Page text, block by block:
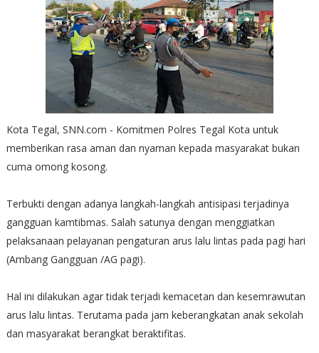
Kota Tegal, SNN.com - Komitmen Polres Tegal Kota untuk
memberikan rasa aman dan nyaman kepada masyarakat bukan
cuma omong kosong.
Terbukti dengan adanya langkah-langkah antisipasi terjadinya
gangguan kamtibmas. Salah satunya dengan menggiatkan
pelaksanaan pelayanan pengaturan arus lalu lintas pada pagi hari
(Ambang Gangguan /AG pagi).
Hal ini dilakukan agar tidak terjadi kemacetan dan kesemrawutan
arus lalu lintas. Terutama pada jam keberangkatan anak sekolah
dan masyarakat berangkat beraktifitas.